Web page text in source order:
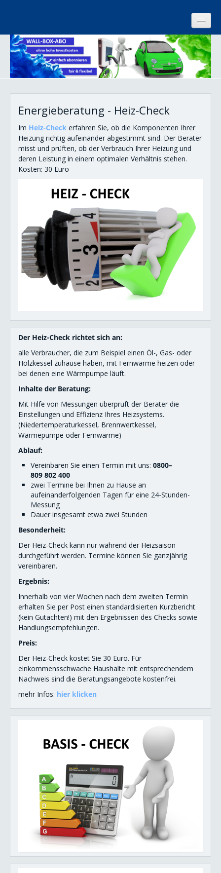
Start
Internet
Strom
Gas
Wärme
Energieberatung
Basis-Check
Gebäude-Check
Heiz-Check
Solar-Check
Solarwärme-Check
Eignungs-Check-Heizung
Energieausweis
Heizkosten senken
Energiesparen in der Küche
Wasser sparen
Netz
Kontakt
Energieberatung - Heiz-Check
Im Heiz-Check erfahren Sie, ob die Komponenten Ihrer
Heizung richtig aufeinander abgestimmt sind. Der Berater
misst und prüften, ob der Verbrauch Ihrer Heizung und
deren Leistung in einem optimalen Verhältnis stehen.
Kosten: 30 Euro
Der Heiz-Check richtet sich an:
alle Verbraucher, die zum Beispiel einen Öl-, Gas- oder
Holzkessel zuhause haben, mit Fernwärme heizen oder
bei denen eine Wärmpumpe läuft.
Inhalte der Beratung:
Mit Hilfe von Messungen überprüft der Berater die
Einstellungen und Effizienz Ihres Heizsystems.
(Niedertemperaturkessel, Brennwertkessel,
Wärmepumpe oder Fernwärme)
Ablauf:
Vereinbaren Sie einen Termin mit uns: 0800–
809 802 400
zwei Termine bei Ihnen zu Hause an
aufeinanderfolgenden Tagen für eine 24-Stunden-
Messung
Dauer insgesamt etwa zwei Stunden
Besonderheit:
Der Heiz-Check kann nur während der Heizsaison
durchgeführt werden. Termine können Sie ganzjährig
vereinbaren.
Ergebnis:
Innerhalb von vier Wochen nach dem zweiten Termin
erhalten Sie per Post einen standardisierten Kurzbericht
(kein Gutachten!) mit den Ergebnissen des Checks sowie
Handlungsempfehlungen.
Preis:
Der Heiz-Check kostet Sie 30 Euro. Für
einkommensschwache Haushalte mit entsprechendem
Nachweis sind die Beratungsangebote kostenfrei.
mehr Infos: hier klicken